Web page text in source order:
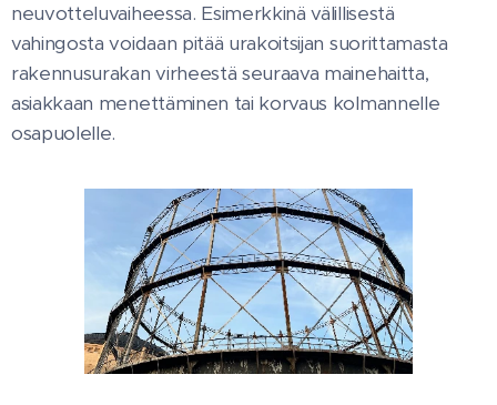
neuvotteluvaiheessa. Esimerkkinä välillisestä
vahingosta voidaan pitää urakoitsijan suorittamasta
rakennusurakan virheestä seuraava mainehaitta,
asiakkaan menettäminen tai korvaus kolmannelle
osapuolelle.